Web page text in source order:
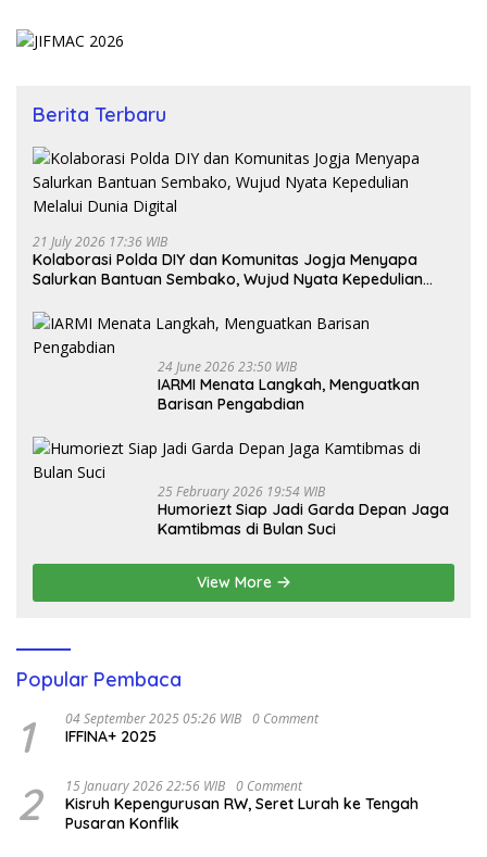
Berita Terbaru
21 July 2026 17:36 WIB
Kolaborasi Polda DIY dan Komunitas Jogja Menyapa
Salurkan Bantuan Sembako, Wujud Nyata Kepedulian
24 June 2026 23:50 WIB
IARMI Menata Langkah, Menguatkan
Barisan Pengabdian
25 February 2026 19:54 WIB
Humoriezt Siap Jadi Garda Depan Jaga
Kamtibmas di Bulan Suci
View More
Popular Pembaca
1 04 September 2025 05:26 WIB 0 Comment
IFFINA+ 2025
2 15 January 2026 22:56 WIB 0 Comment
Kisruh Kepengurusan RW, Seret Lurah ke Tengah
Pusaran Konflik